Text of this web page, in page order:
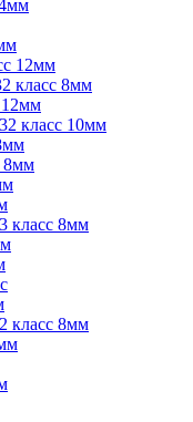
12мм
класс 8мм
12мм
класс 10мм
8мм
класс 8мм
класс 8мм